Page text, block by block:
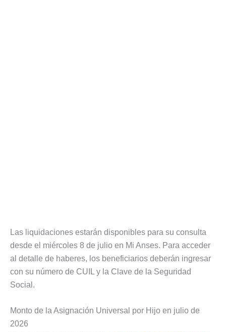
Las liquidaciones estarán disponibles para su consulta
desde el miércoles 8 de julio en Mi Anses. Para acceder
al detalle de haberes, los beneficiarios deberán ingresar
con su número de CUIL y la Clave de la Seguridad
Social.
Monto de la Asignación Universal por Hijo en julio de
2026